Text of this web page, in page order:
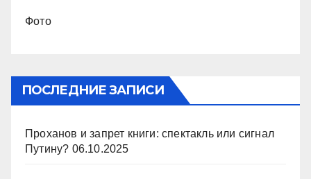
Фото
ПОСЛЕДНИЕ ЗАПИСИ
Проханов и запрет книги: спектакль или сигнал
Путину? 06.10.2025